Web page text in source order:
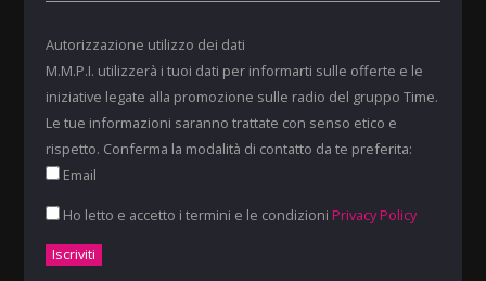
Autorizzazione utilizzo dei dati
M.M.P.I. utilizzerà i tuoi dati per informarti sulle offerte e le
iniziative legate alla promozione sulle radio del gruppo Time.
Le tue informazioni saranno trattate con senso etico e
rispetto. Conferma la modalità di contatto da te preferita:
Email
Ho letto e accetto i termini e le condizioni Privacy Policy